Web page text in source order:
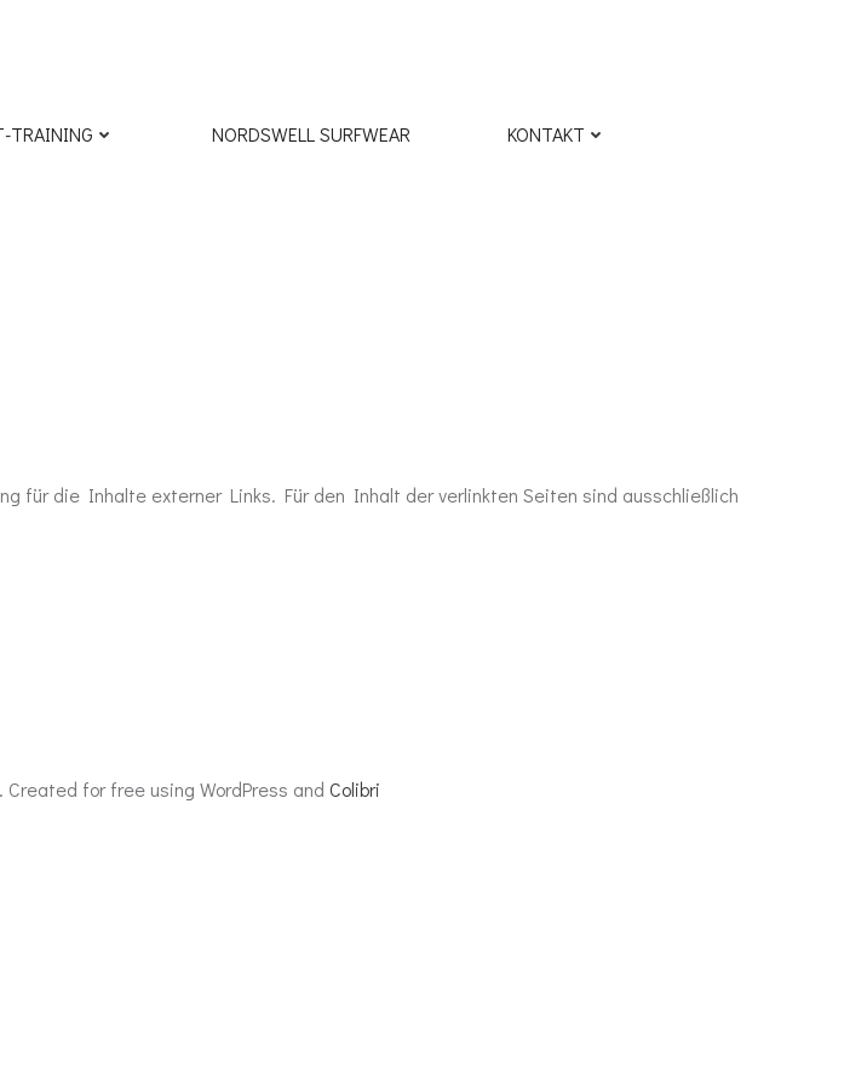
TRAINING NORDSWELL SURFWEAR KONTAKT
für die Inhalte externer Links. Für den Inhalt der verlinkten Seiten sind ausschließlich
for free using WordPress and Colibri